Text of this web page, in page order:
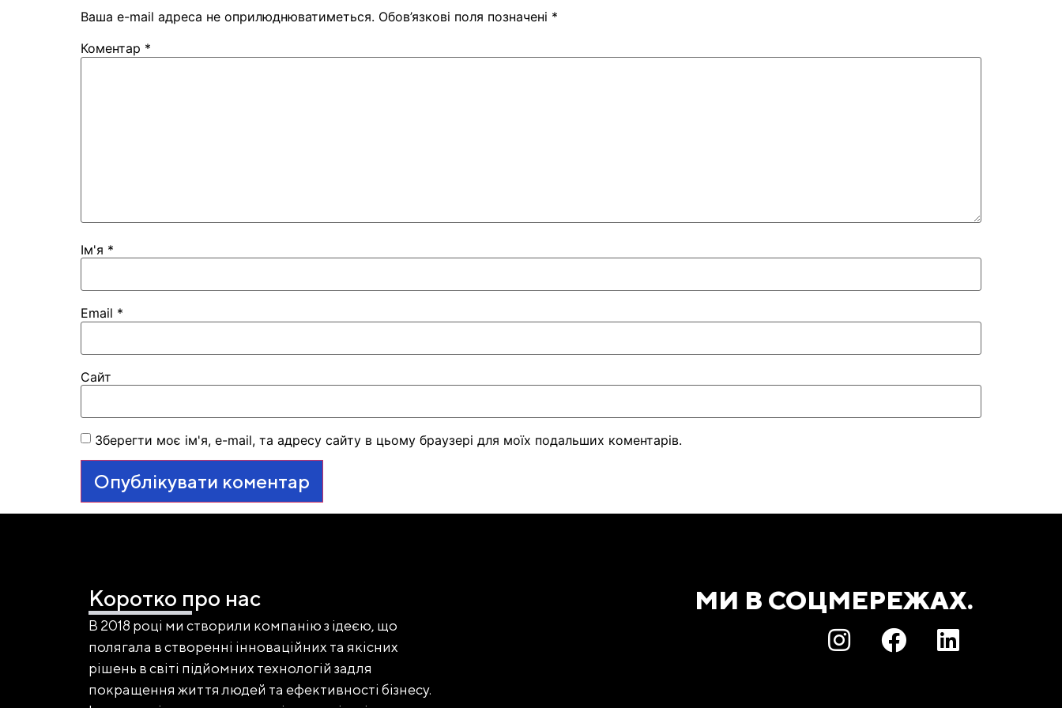
Ваша e-mail адреса не оприлюднюватиметься. Обов’язкові поля позначені *
Коментар *
Ім'я *
Email *
Сайт
Зберегти моє ім'я, e-mail, та адресу сайту в цьому браузері для моїх подальших коментарів.
Коротко про нас
В 2018 році ми створили компанію з ідеєю, що
полягала в створенні інноваційних та якісних
рішень в світі підйомних технологій задля
покращення життя людей та ефективності бізнесу.
МИ В СОЦМЕРЕЖАХ.